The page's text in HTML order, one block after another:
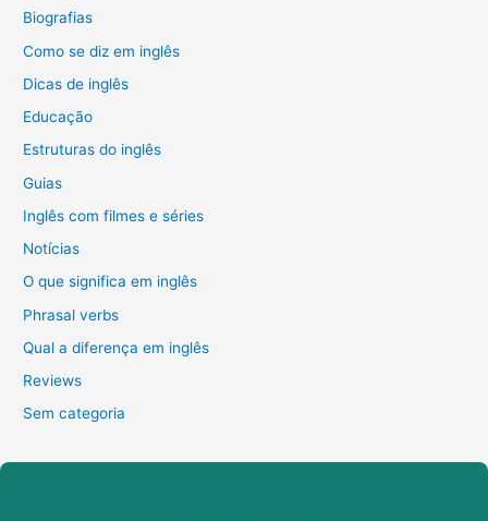
Biografias
Como se diz em inglês
Dicas de inglês
Educação
Estruturas do inglês
Guias
Inglês com filmes e séries
Notícias
O que significa em inglês
Phrasal verbs
Qual a diferença em inglês
Reviews
Sem categoria